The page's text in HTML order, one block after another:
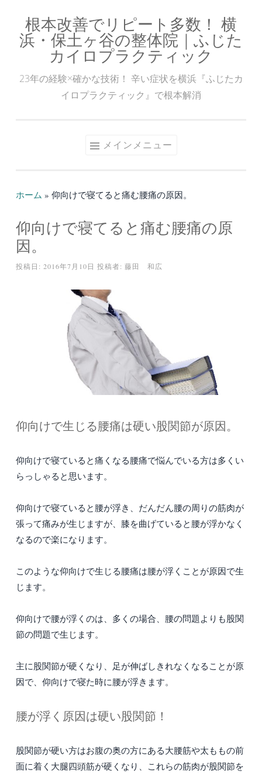
ン
根本改善でリピート多数！ 横
浜・保土ヶ谷の整体院｜ふじた
カイロプラクティック
23年の経験×確かな技術！ 辛い症状を横浜『ふじたカ
イロプラクティック』で根本解消
メインメニュー
ホーム » 仰向けで寝てると痛む腰痛の原因。
仰向けで寝てると痛む腰痛の原
因。
投稿日: 2016年7月10日 投稿者: 藤田 和広
仰向けで生じる腰痛は硬い股関節が原因。
仰向けで寝ていると痛くなる腰痛で悩んでいる方は多くい
らっしゃると思います。
仰向けで寝ていると腰が浮き、だんだん腰の周りの筋肉が
張って痛みが生じますが、膝を曲げていると腰が浮かなく
なるので楽になります。
このような仰向けで生じる腰痛は腰が浮くことが原因で生
じます。
仰向けで腰が浮くのは、多くの場合、腰の問題よりも股関
節の問題で生じます。
主に股関節が硬くなり、足が伸ばしきれなくなることが原
因で、仰向けで寝た時に腰が浮きます。
腰が浮く原因は硬い股関節！
股関節が硬い方はお腹の奥の方にある大腰筋や太ももの前
面に着く大腿四頭筋が硬くなり、これらの筋肉が股関節を